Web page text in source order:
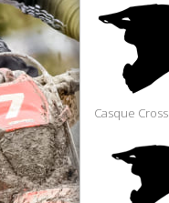
Casque Cross